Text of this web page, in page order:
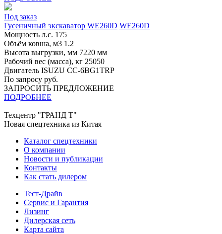
Под заказ
Гусеничный экскаватор WE260D WE260D
Мощность л.с. 175
Объём ковша, м3 1.2
Высота выгрузки, мм 7220 мм
Рабочий вес (масса), кг 25050
Двигатель ISUZU CC-6BG1TRP
По запросу руб.
ЗАПРОСИТЬ ПРЕДЛОЖЕНИЕ
ПОДРОБНЕЕ
Техцентр "ГРАНД Т"
Новая спецтехника из Китая
Каталог спецтехники
О компании
Новости и публикации
Контакты
Как стать дилером
Тест-Драйв
Сервис и Гарантия
Лизинг
Дилерская сеть
Карта сайта